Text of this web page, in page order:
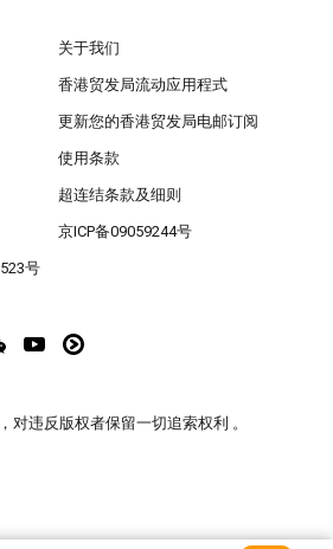
关于我们
香港贸发局流动应用程式
更新您的香港贸发局电邮订阅
使用条款
超连结条款及细则
京ICP备09059244号
号
对违反版权者保留一切追索权利 。